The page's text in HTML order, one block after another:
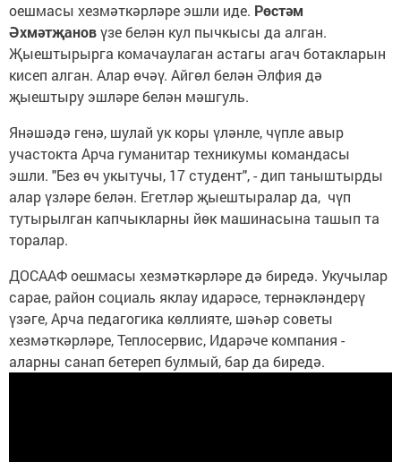
оешмасы хезмәткәрләре эшли иде. Рөстәм
Әхмәтҗановүзе белән кул пычкысы да алган.
Җыештырырга комачаулаган астагы агач ботакларын
кисеп алган. Алар өчәү. Айгөл белән Әлфия дә
җыештыру эшләре белән мәшгуль.
Янәшәдә генә, шулай ук коры үләнле, чүпле авыр
участокта Арча гуманитар техникумы командасы
эшли. "Без өч укытучы, 17 студент", - дип таныштырды
алар үзләре белән. Егетләр җыештыралар да, чүп
тутырылган капчыкларны йөк машинасына ташып та
торалар.
ДОСААФ оешмасы хезмәткәрләре дә биредә. Укучылар
сарае, район социаль яклау идарәсе, тернәкләндерү
үзәге, Арча педагогика көллияте, шәһәр советы
хезмәткәрләре, Теплосервис, Идарәче компания -
аларны санап бетереп булмый, бар да биредә.